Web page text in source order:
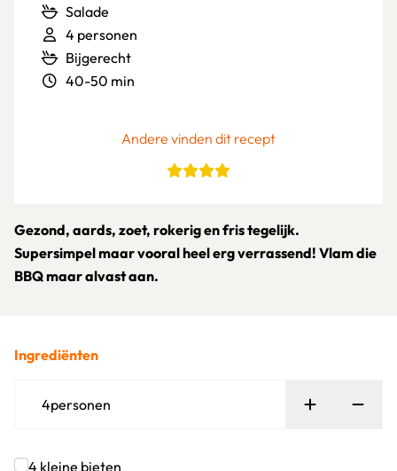
Salade
4 personen
Bijgerecht
40-50 min
Andere vinden dit recept
Gezond, aards, zoet, rokerig en fris tegelijk.
Supersimpel maar vooral heel erg verrassend! Vlam die
BBQ maar alvast aan.
Ingrediënten
4personen Persoon
4 kleine bieten